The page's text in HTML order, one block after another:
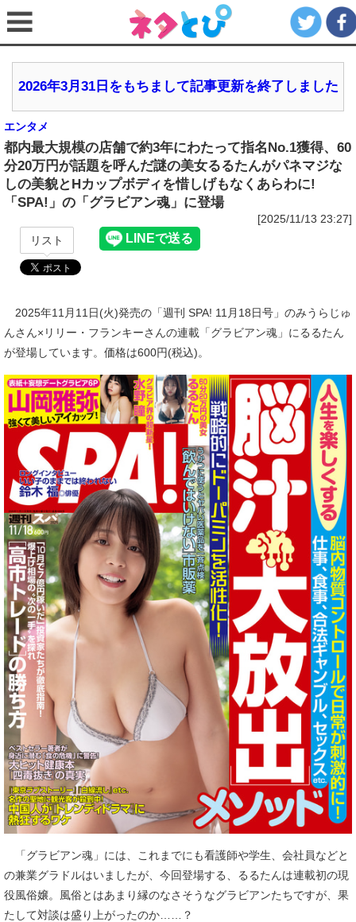
2026年3月31日をもちまして記事更新を終了しました
エンタメ
都内最大規模の店舗で約3年にわたって指名No.1獲得、60
分20万円が話題を呼んだ謎の美女るるたんがパネマジな
しの美貌とHカップボディを惜しげもなくあらわに!
「SPA!」の「グラビアン魂」に登場
[2025/11/13 23:27]
リスト
2025年11月11日(火)発売の「週刊 SPA! 11月18日号」のみうらじゅ
んさん×リリー・フランキーさんの連載「グラビアン魂」にるるたん
が登場しています。価格は600円(税込)。
「グラビアン魂」には、これまでにも看護師や学生、会社員などと
の兼業グラドルはいましたが、今回登場する、るるたんは連載初の現
役風俗嬢。風俗とはあまり縁のなさそうなグラビアンたちですが、果
たして対談は盛り上がったのか……？